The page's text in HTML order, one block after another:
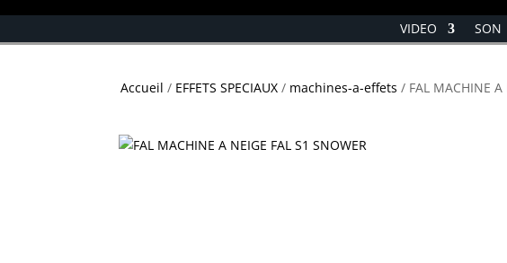
VIDEO SON
Accueil / EFFETS SPECIAUX / machines-a-effets / FAL MACHINE A